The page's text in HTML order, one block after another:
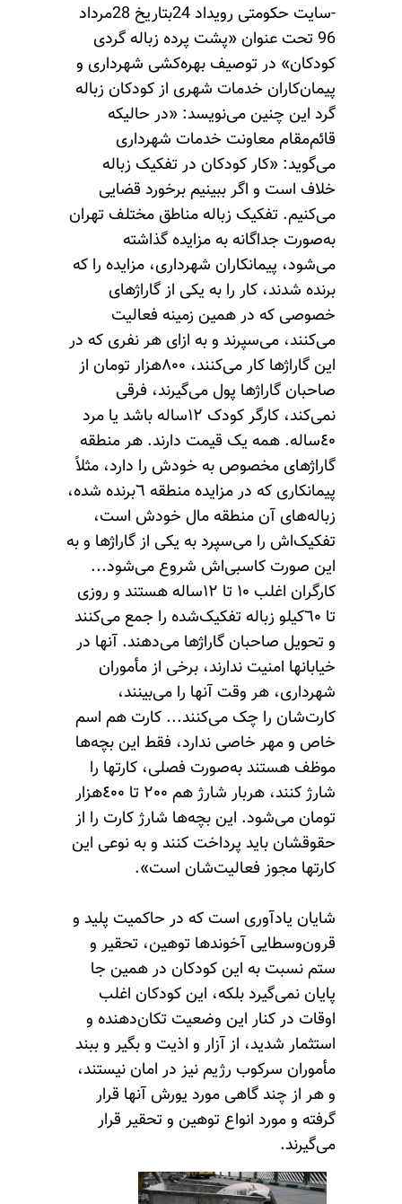
-سایت حکومتی رویداد 24بتاریخ 28مرداد
96 تحت عنوان «پشت پرده زباله گردی
کودکان» در توصیف بهره‌کشی شهرداری و
پیمان‌کاران خدمات شهری از کودکان زباله
گرد این چنین می‌نویسد: «در حالیکه
قائم‌مقام معاونت خدمات شهرداری
می‌گوید: «کار کودکان در تفکیک زباله
خلاف است و اگر ببینیم برخورد قضایی
می‌کنیم. تفکیک زباله مناطق مختلف تهران
به‌صورت جداگانه به مزایده گذاشته
می‌شود، پیمانکاران شهرداری، مزایده را که
برنده شدند، کار را به یکی از گاراژهای
خصوصی که در همین زمینه فعالیت
می‌کنند، می‌سپرند و به ازای هر نفری که در
این گاراژها کار می‌کنند، ٨٠٠‌هزار تومان از
صاحبان گاراژها پول می‌گیرند، فرقی
نمی‌کند، کارگر کودک ١٢ساله باشد یا مرد
٤٠ساله. همه یک قیمت دارند. هر منطقه
گاراژهای مخصوص به خودش را دارد، مثلاً
پیمانکاری که در مزایده منطقه ٦برنده شده،
زباله‌های آن منطقه مال خودش است،
تفکیک‌اش را می‌سپرد به یکی از گاراژها و به
این صورت کاسبی‌اش شروع می‌شود...
کارگران اغلب ١٠ تا ١٢ساله هستند و روزی
تا ٦٠کیلو زباله تفکیک‌شده را جمع می‌کنند
و تحویل صاحبان گاراژها می‌دهند. آنها در
خیابانها امنیت ندارند، برخی از مأموران
شهرداری، هر وقت آنها را می‌بینند،
کارت‌شان را چک می‌کنند... کارت هم اسم
خاص و مهر خاصی ندارد، فقط این بچه‌ها
موظف هستند به‌صورت فصلی، کارتها را
شارژ کنند، هربار شارژ هم ٢٠٠ تا ٤٠٠‌هزار
تومان می‌شود. این بچه‌ها شارژ کارت را از
حقوقشان باید پرداخت کنند و به نوعی این
کارتها مجوز فعالیت‌شان است».
شایان یادآوری است که در حاکمیت پلید و
قرون‌وسطایی آخوندها توهین، تحقیر و
ستم نسبت به این کودکان در همین جا
پایان نمی‌گیرد بلکه، این کودکان اغلب
اوقات در کنار این وضعیت تکان‌دهنده و
استثمار شدید، از آزار و اذیت و بگیر و ببند
مأموران سرکوب رژیم نیز در امان نیستند،
و هر از چند گاهی مورد یورش آنها قرار
گرفته و مورد انواع توهین و تحقیر قرار
می‌گیرند.